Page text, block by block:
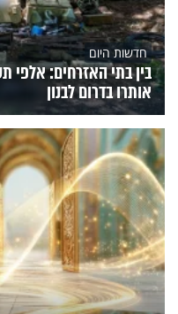
חדשות היום
בין בתי האזרחים: אלפי
אותרו בדרום לבנון